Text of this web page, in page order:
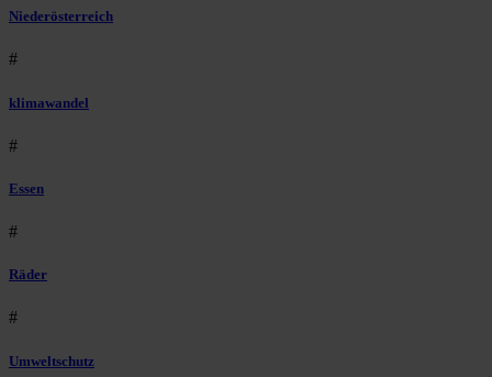
Niederösterreich
#
klimawandel
#
Essen
#
Räder
#
Umweltschutz